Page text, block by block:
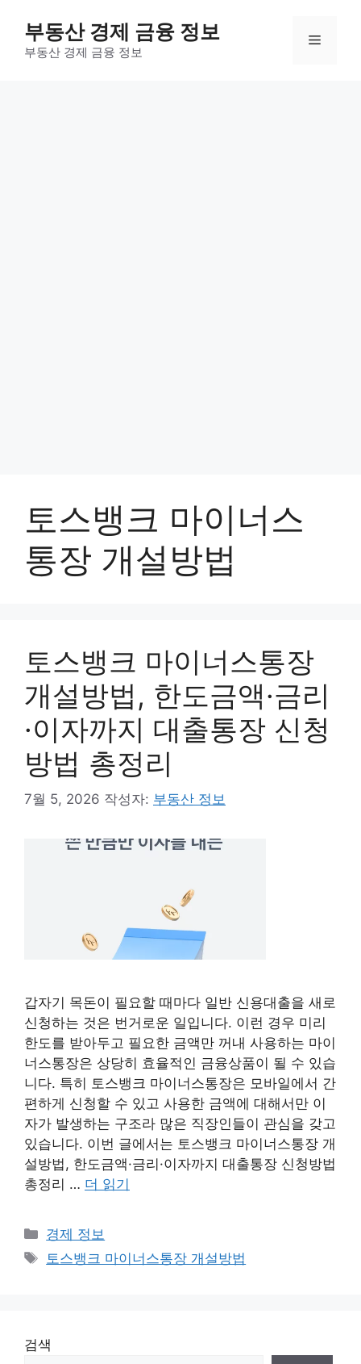
부동산 경제 금융 정보
부동산 경제 금융 정보
메
토스뱅크 마이너스
통장 개설방법
토스뱅크 마이너스통장
개설방법, 한도금액·금리
·이자까지 대출통장 신청
방법 총정리
7월 5, 2026 작성자: 부동산 정보
갑자기 목돈이 필요할 때마다 일반 신용대출을 새로
신청하는 것은 번거로운 일입니다. 이런 경우 미리
한도를 받아두고 필요한 금액만 꺼내 사용하는 마이
너스통장은 상당히 효율적인 금융상품이 될 수 있습
니다. 특히 토스뱅크 마이너스통장은 모바일에서 간
편하게 신청할 수 있고 사용한 금액에 대해서만 이
자가 발생하는 구조라 많은 직장인들이 관심을 갖고
있습니다. 이번 글에서는 토스뱅크 마이너스통장 개
설방법, 한도금액·금리·이자까지 대출통장 신청방법
총정리 … 더 읽기
카
테
경제 정보
태
토스뱅크 마이너스통장 개설방법
검색